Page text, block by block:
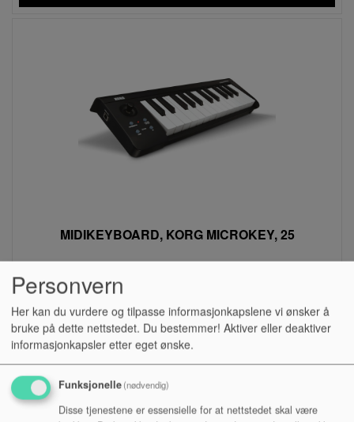
MIDIKEYBOARD, KORG MICROKEY, 25
Kr 995,00
Kjøp
Personvern
Her kan du vurdere og tilpasse informasjonkapslene vi ønsker å
bruke på dette nettstedet. Du bestemmer! Aktiver eller deaktiver
informasjonkapsler etter eget ønske.
Funksjonelle(nødvendig)
Disse tjenestene er essensielle for at nettstedet skal være